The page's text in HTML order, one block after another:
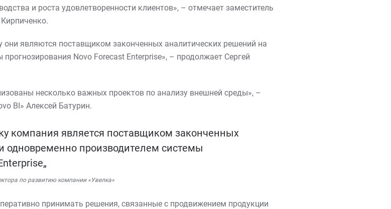
и роста удовлетворенности клиентов», – отмечает заместитель
являются поставщиком законченных аналитических решений на
Novo Forecast Enterprise», – продолжает Сергей
несколько важных проектов по анализу внешней среды», –
BI» Алексей Батурин.
компания является поставщиком законченных
одновременно производителем системы
по развитию компании «Увелка»
принимать решения, связанные с продвижением продукции